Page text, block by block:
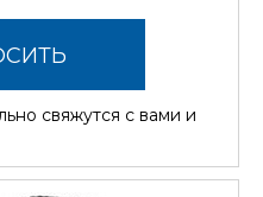
свяжутся с вами и